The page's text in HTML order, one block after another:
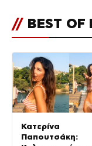
// BEST OF
Κατερίνα
Παπουτσάκη: